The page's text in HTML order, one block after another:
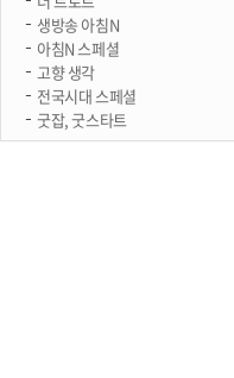
생방송 아침N
아침N 스페셜
고향 생각
전국시대 스페셜
굿잡, 굿스타트